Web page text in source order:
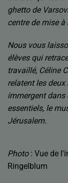
ghetto de
centre de mise
Nous vous
élèves qui
travaillé, Céline
relatent les deux
immergent dans
essentiels, le
Jérusalem.
Photo : Vue de
Ringelblum